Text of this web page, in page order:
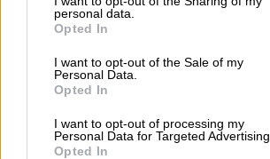
personal data.
Opted In
I want to opt-out of the Sale of my
Personal Data.
Opted In
I want to opt-out of processing my
Personal Data for Targeted Advertising.
Opted In
επιδεικνύει αξιέπαινη ωριμότητα
μια εξαιρετικά δύσκολη στιγμή. Σε
μέχρι και πριν από μερικούς μήνες,
περίμενε να ζήσει. Μερικές, όμως,
φαντασίας.